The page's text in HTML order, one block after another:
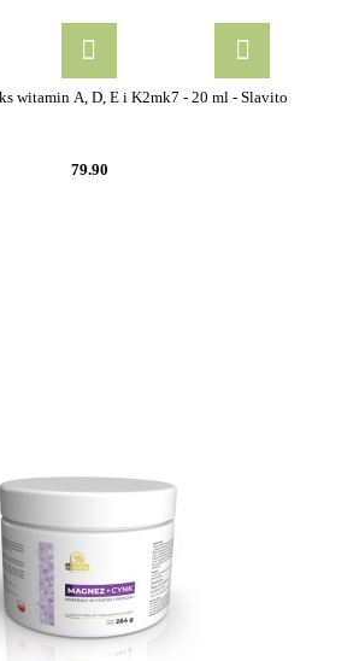
witamin A, D, E i K2mk7 - 20 ml - Slavito
79.90